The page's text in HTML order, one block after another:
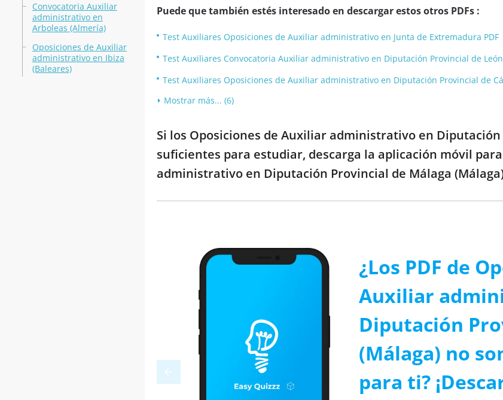
Convocatoria Auxiliar
administrativo en
Arboleas (Almería)
Oposiciones de Auxiliar
administrativo en Ibiza
(Baleares)
Puede que también estés interesado en descargar estos otros PDFs :
Test Auxiliares Oposiciones de Auxiliar administrativo en Junta de Extremadura PDF
Test Auxiliares Convocatoria Auxiliar administrativo en Diputación Provincial de León
Test Auxiliares Oposiciones de Auxiliar administrativo en Diputación Provincial de
Mostrar más... (6)
Si los Oposiciones de Auxiliar administrativo en Diputación
suficientes para estudiar, descarga la aplicación móvil
administrativo en Diputación Provincial de Málaga
¿Los PDF de
Auxiliar
Diputación
(Málaga) no
para ti?